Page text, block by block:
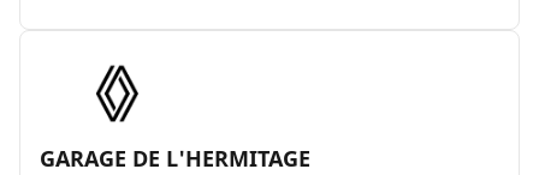
GARAGE DE L'HERMITAGE